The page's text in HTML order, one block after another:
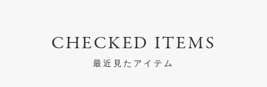
CHECKED ITEMS
最近見たアイテム